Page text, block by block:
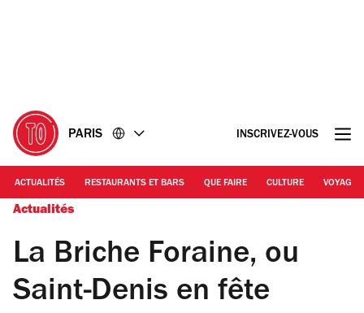
PARIS INSCRIVEZ-VOUS
ACTUALITÉS RESTAURANTS ET BARS QUE FAIRE CULTURE VOYAGE
Actualités
La Briche Foraine, ou
Saint-Denis en fête